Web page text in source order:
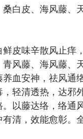
白皮、海风藤、
皮味辛散风止痒
风藤、海风藤、
血安神，祛风通
轻清透热，达邪
以藤达络，络通
清，效能愈彰。